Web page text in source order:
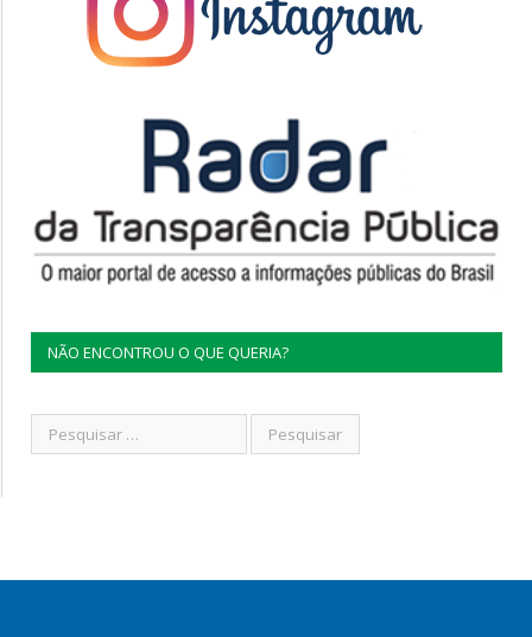
NÃO ENCONTROU O QUE QUERIA?